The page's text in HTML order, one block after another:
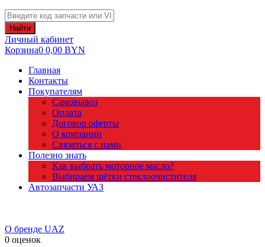
Найти
Личный кабинет
Корзина0 0,00 BYN
Главная
Контакты
Покупателям
Самовывоз
Оплата
Договор оферты
О компании
Связаться с нами
Полезно знать
Как выбрать моторное масло?
Выбираем щётки стеклоочистителя
Автозапчасти УАЗ
О бренде UAZ
0 оценок